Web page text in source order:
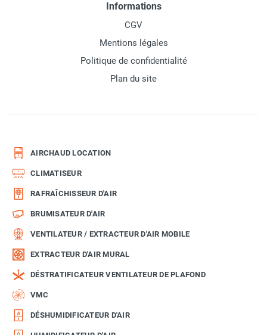
Informations
CGV
Mentions légales
Politique de confidentialité
Plan du site
AIRCHAUD LOCATION
CLIMATISEUR
RAFRAÎCHISSEUR D'AIR
BRUMISATEUR D'AIR
VENTILATEUR / EXTRACTEUR D'AIR MOBILE
EXTRACTEUR D'AIR MURAL
DÉSTRATIFICATEUR VENTILATEUR DE PLAFOND
VMC
DÉSHUMIDIFICATEUR D'AIR